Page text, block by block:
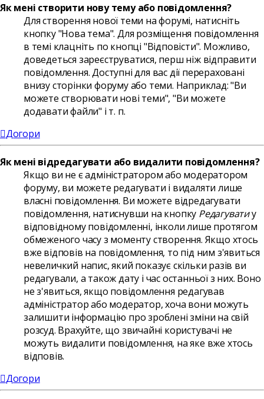
Як мені створити нову тему або повідомлення?
Для створення нової теми на форумі, натисніть
кнопку "Нова тема". Для розміщення повідомлення
в темі клацніть по кнопці "Відповісти". Можливо,
доведеться зареєструватися, перш ніж відправити
повідомлення. Доступні для вас дії перераховані
внизу сторінки форуму або теми. Наприклад: "Ви
можете створювати нові теми", "Ви можете
додавати файли" і т. п.
Догори
Як мені відредагувати або видалити повідомлення?
Якщо ви не є адміністратором або модератором
форуму, ви можете редагувати і видаляти лише
власні повідомлення. Ви можете відредагувати
повідомлення, натиснувши на кнопку Редагуватиу
відповідному повідомленні, інколи лише протягом
обмеженого часу з моменту створення. Якщо хтось
вже відповів на повідомлення, то під ним з'явиться
невеличкий напис, який показує скільки разів ви
редагували, а також дату і час останньої з них. Воно
не з'явиться, якщо повідомлення редагував
адміністратор або модератор, хоча вони можуть
залишити інформацію про зроблені зміни на свій
розсуд. Врахуйте, що звичайні користувачі не
можуть видалити повідомлення, на яке вже хтось
відповів.
Догори